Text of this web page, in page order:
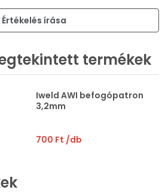
Értékelés írása
termékek
Iweld AWI befogópatron
3,2mm
700 Ft /db